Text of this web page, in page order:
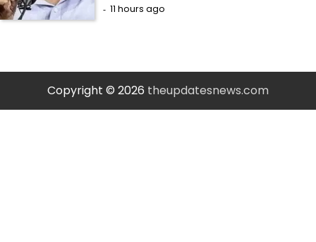
11 hours ago
Copyright © 2026 theupdatesnews.com